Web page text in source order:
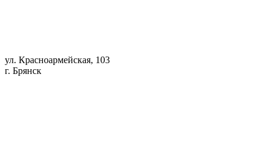
ул. Красноармейская, 103
г. Брянск